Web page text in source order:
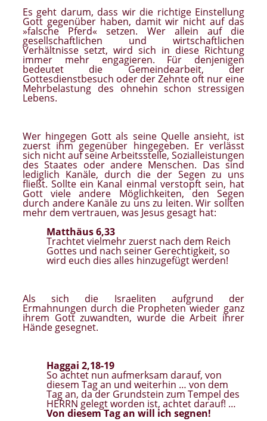
Es geht darum, dass wir die richtige Einstellung
Gott gegenüber haben, damit wir nicht auf das
»falsche Pferd« setzen. Wer allein auf die
gesellschaftlichen und wirtschaftlichen
Verhältnisse setzt, wird sich in diese Richtung
immer mehr engagieren. Für denjenigen
bedeutet die Gemeindearbeit, der
Gottesdienstbesuch oder der Zehnte oft nur eine
Mehrbelastung des ohnehin schon stressigen
Lebens.
Wer hingegen Gott als seine Quelle ansieht, ist
zuerst ihm gegenüber hingegeben. Er verlässt
sich nicht auf seine Arbeitsstelle, Sozialleistungen
des Staates oder andere Menschen. Das sind
lediglich Kanäle, durch die der Segen zu uns
fließt. Sollte ein Kanal einmal verstopft sein, hat
Gott viele andere Möglichkeiten, den Segen
durch andere Kanäle zu uns zu leiten. Wir sollten
mehr dem vertrauen, was Jesus gesagt hat:
Matthäus 6,33
Trachtet vielmehr zuerst nach dem Reich
Gottes und nach seiner Gerechtigkeit, so
wird euch dies alles hinzugefügt werden!
Als sich die Israeliten aufgrund der
Ermahnungen durch die Propheten wieder ganz
ihrem Gott zuwandten, wurde die Arbeit ihrer
Hände gesegnet.
Haggai 2,18-19
So achtet nun aufmerksam darauf, von
diesem Tag an und weiterhin … von dem
Tag an, da der Grundstein zum Tempel des
HERRN gelegt worden ist, achtet darauf! …
Von diesem Tag an will ich segnen!